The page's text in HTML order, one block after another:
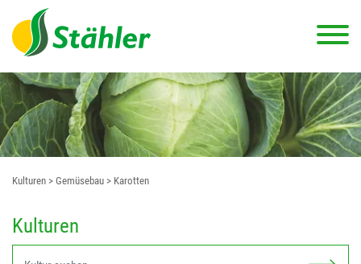
Kulturen > Gemüsebau > Karotten
Kulturen